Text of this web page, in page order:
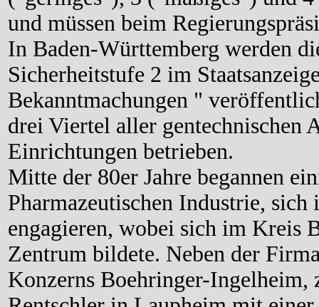
und müssen beim
In Baden-Württemberg werden
Sicherheitstufe 2 im
Bekanntmachungen "
drei Viertel aller gentechnischen
Einrichtungen betrieben.
Mitte der 80er Jahre begannen
Pharmazeutischen Industrie,
engagieren, wobei sich im Kreis
Zentrum bildete. Neben der
Konzerns Boehringer-Ingelheim,